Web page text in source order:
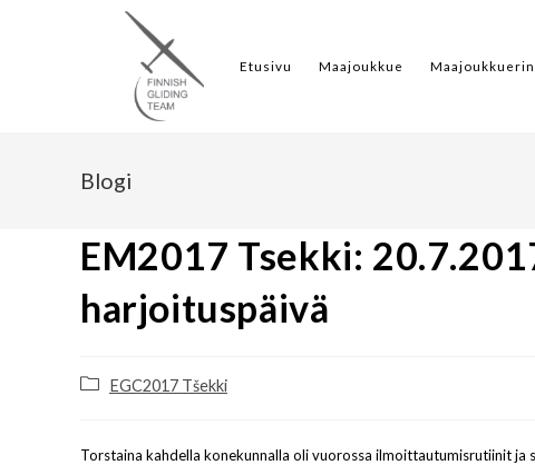
Etusivu Maajoukkue
Blogi
EM2017 Tsekki:
harjoituspäivä
EGC2017 Tšekki
Torstaina kahdella konekunnalla oli vuorossa ilmoittautumisrutiinit